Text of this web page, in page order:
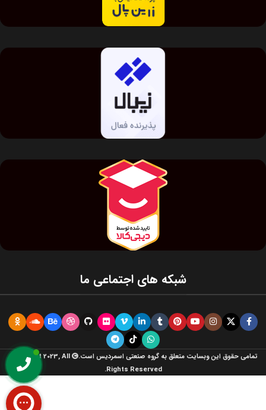
شبکه های اجتماعی ما
تمامی حقوق این وبسایت متعلق به گروه صنعتی اسمردیس است.
Copyright 2023, All
Rights Reserved.